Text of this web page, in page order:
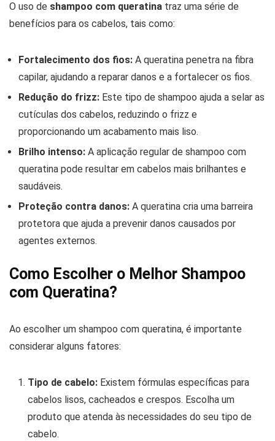
O uso de shampoo com queratina traz uma série de
benefícios para os cabelos, tais como:
Fortalecimento dos fios: A queratina penetra na fibra
capilar, ajudando a reparar danos e a fortalecer os fios.
Redução do frizz: Este tipo de shampoo ajuda a selar as
cutículas dos cabelos, reduzindo o frizz e
proporcionando um acabamento mais liso.
Brilho intenso: A aplicação regular de shampoo com
queratina pode resultar em cabelos mais brilhantes e
saudáveis.
Proteção contra danos: A queratina cria uma barreira
protetora que ajuda a prevenir danos causados por
agentes externos.
Como Escolher o Melhor Shampoo
com Queratina?
Ao escolher um shampoo com queratina, é importante
considerar alguns fatores:
Tipo de cabelo: Existem fórmulas específicas para
cabelos lisos, cacheados e crespos. Escolha um
produto que atenda às necessidades do seu tipo de
cabelo.